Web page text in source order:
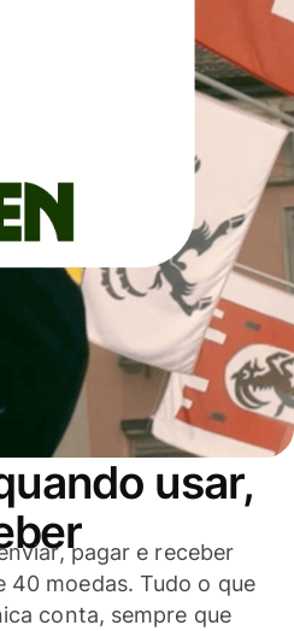
usar,
pagar e receber
40 moedas. Tudo o que
conta, sempre que